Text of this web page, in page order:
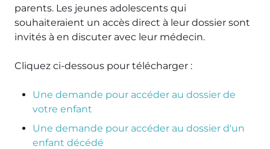
parents. Les jeunes adolescents qui
souhaiteraient un accès direct à leur dossier sont
invités à en discuter avec leur médecin.
Cliquez ci-dessous pour télécharger :
Une demande pour accéder au dossier de
votre enfant
Une demande pour accéder au dossier d'un
enfant décédé